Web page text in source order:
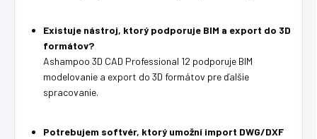
Existuje nástroj, ktorý podporuje BIM a export do 3D
formátov?
Ashampoo 3D CAD Professional 12 podporuje BIM
modelovanie a export do 3D formátov pre ďalšie
spracovanie.
Potrebujem softvér, ktorý umožní import DWG/DXF